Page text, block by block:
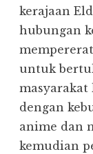
kerajaan
hubungan
untuk
dengan
anime dan
kemudian